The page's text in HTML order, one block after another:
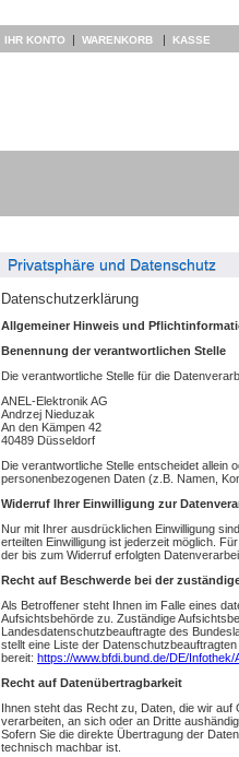
IHR KONTO | WARENKORB | KASSE
Privatsphäre und Datenschutz
Datenschutzerklärung
Allgemeiner Hinweis und
Benennung der verantwortlichen Stelle
Die verantwortliche Stelle für die
ANEL-Elektronik AG
Andrzej Nieduzak
An den Kämpen 42
40489 Düsseldorf
Die verantwortliche Stelle entscheidet allein
personenbezogenen Daten (z.B. Namen,
Widerruf Ihrer Einwilligung zur
Nur mit Ihrer ausdrücklichen Einwilligung
erteilten Einwilligung ist jederzeit möglich.
der bis zum Widerruf erfolgten
Recht auf Beschwerde bei der
Als Betroffener steht Ihnen im Falle eines
Aufsichtsbehörde zu. Zuständige
Landesdatenschutzbeauftragte des
stellt eine Liste der
bereit: https://www.bfdi.bund.de/DE/
Recht auf Datenübertragbarkeit
Ihnen steht das Recht zu, Daten, die wir auf
verarbeiten, an sich oder an Dritte
Sofern Sie die direkte Übertragung der
technisch machbar ist.